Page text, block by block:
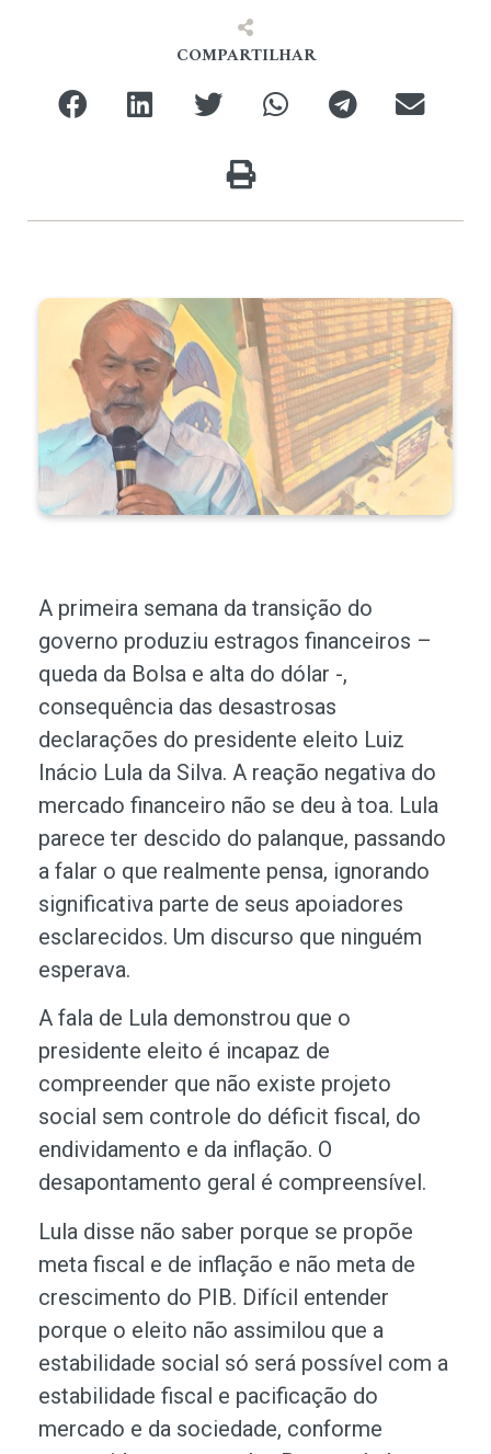
COMPARTILHAR
A primeira semana da transição do
governo produziu estragos financeiros –
queda da Bolsa e alta do dólar -,
consequência das desastrosas
declarações do presidente eleito Luiz
Inácio Lula da Silva. A reação negativa do
mercado financeiro não se deu à toa. Lula
parece ter descido do palanque, passando
a falar o que realmente pensa, ignorando
significativa parte de seus apoiadores
esclarecidos. Um discurso que ninguém
esperava.
A fala de Lula demonstrou que o
presidente eleito é incapaz de
compreender que não existe projeto
social sem controle do déficit fiscal, do
endividamento e da inflação. O
desapontamento geral é compreensível.
Lula disse não saber porque se propõe
meta fiscal e de inflação e não meta de
crescimento do PIB. Difícil entender
porque o eleito não assimilou que a
estabilidade social só será possível com a
estabilidade fiscal e pacificação do
mercado e da sociedade, conforme